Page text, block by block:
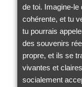
de toi. Imagine-
cohérente, et tu
tu pourrais
des souvenirs
propre, et ils se
vivantes et
socialement